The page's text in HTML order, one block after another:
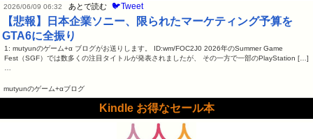
2026/06/09 06:32 あとで読む 🐦Tweet
【悲報】日本企業ソニー、限られたマーケティング予算を
GTA6に全振り
1: mutyunのゲーム+α ブログがお送りします。 ID:wm/FOC2J0 2026年のSummer Game
Fest（SGF）では数多くの注目タイトルが発表されましたが、 その一方で一部のPlayStation […]
mutyunのゲーム+αブログ
Kindle お得なセール本